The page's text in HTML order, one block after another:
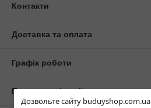
Дозвольте сайту buduyshop.com.ua
Контакти
Доставка та оплата
Графік роботи
Повна версія сайту